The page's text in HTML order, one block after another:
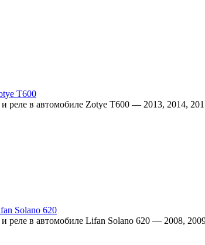
T600
реле в автомобиле Zotye T600 — 2013, 2014,
Solano 620
реле в автомобиле Lifan Solano 620 — 2008,